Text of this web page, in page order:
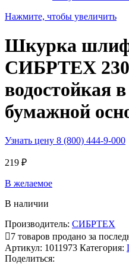
Нажмите, чтобы увеличить
Шкурка
СИБРТЕХ
водостойкая
бумажной
Узнать цену 8 (800) 444-9-000
219 ₽
В желаемое
В наличии
Производитель: СИБРТЕХ
7 товаров продано за
Артикул: 1011973 Категория:
Поделиться: